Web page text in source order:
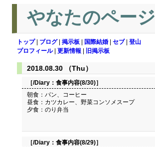
やなたのページ
トップ| ブログ| 掲示板 国際結婚 セブ| 登山
プロフィール| 更新情報 旧掲示板
2018.08.30 （Thu）
［/Diary： 食事内容(8/30)］
朝食：パン、コーヒー
昼食：カツカレー、野菜コンソメスープ
夕食：のり弁当
［/Diary： 食事内容(8/29)］